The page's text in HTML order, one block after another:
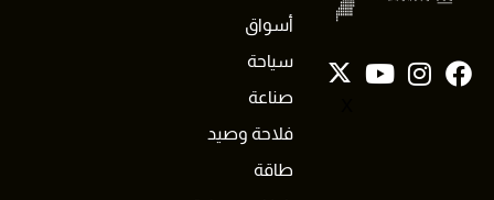
أسواق
سياحة
صناعة
فلاحة وصيد
طاقة